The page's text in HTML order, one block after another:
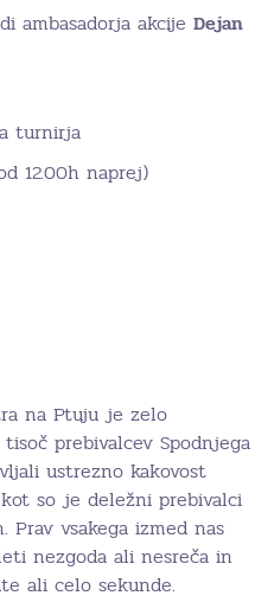
ambasadorja akcije Dejan
turnirja
12.00h naprej)
na Ptuju je zelo
prebivalcev Spodnjega
ustrezno kakovost
so je deležni prebivalci
vsakega izmed nas
nezgoda ali nesreča in
ali celo sekunde.